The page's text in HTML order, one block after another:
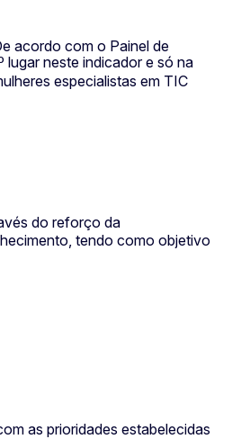
acordo com o Painel de
lugar neste indicador e só na
especialistas em TIC
do reforço da
tendo como objetivo
as prioridades estabelecidas